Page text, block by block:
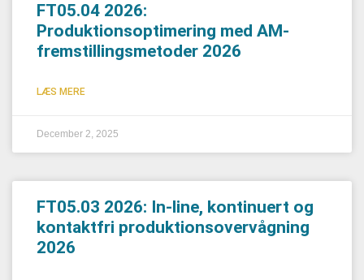
FT05.04 2026:
Produktionsoptimering med AM-
fremstillingsmetoder 2026
LÆS MERE
December 2, 2025
FT05.03 2026: In-line, kontinuert og
kontaktfri produktionsovervågning
2026